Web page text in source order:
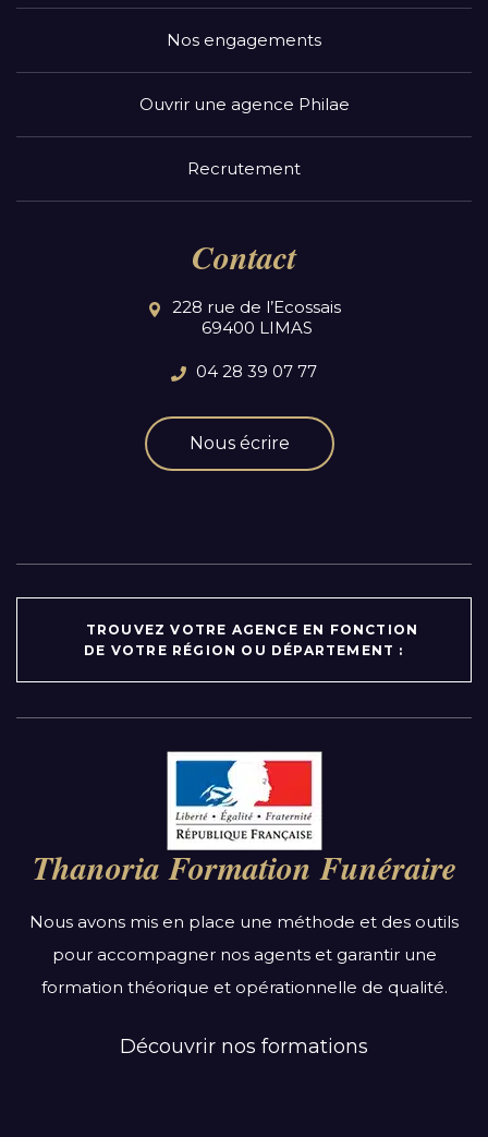
Nos engagements
Ouvrir une agence Philae
Recrutement
Contact
228 rue de l’Ecossais
69400 LIMAS
04 28 39 07 77
Nous écrire
TROUVEZ VOTRE AGENCE EN FONCTION
DE VOTRE RÉGION OU DÉPARTEMENT :
Auvergne-Rhône-Alpes
Bourgogne-Franche-Comté
Bretagne
Centre-Val de Loire
Grand Est
Hauts-de-France
Normandie
Thanoria Formation Funéraire
Nous avons mis en place une méthode et des outils
pour accompagner nos agents et garantir une
formation théorique et opérationnelle de qualité.
Découvrir nos formations